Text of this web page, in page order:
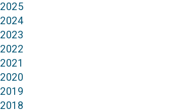
2025
2024
2023
2022
2021
2020
2019
2018